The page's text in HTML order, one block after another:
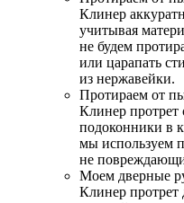
Клинер
учитывая
не будем
или царапать
из нержавейки.
Протираем от
Клинер протрет
подоконники в
мы используем
не
Моем дверные
Клинер протрет